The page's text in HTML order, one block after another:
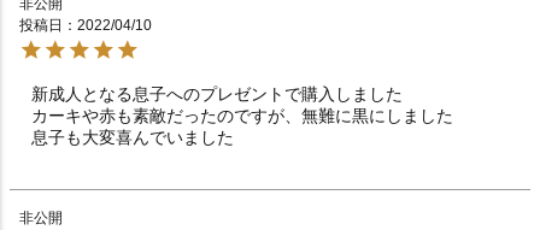
非公開
投稿日
2022/04/10
新成人となる息子へのプレゼントで購入しました
カーキや赤も素敵だったのですが、無難に黒にしました
息子も大変喜んでいました
非公開